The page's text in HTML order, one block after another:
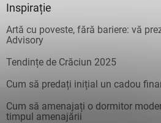
Inspirație
Artă cu poveste, fără bariere: vă
Advisory
Tendințe de Crăciun 2025
Cum să predați inițial un cadou
Cum să amenajați o dormitor
timpul amenajării